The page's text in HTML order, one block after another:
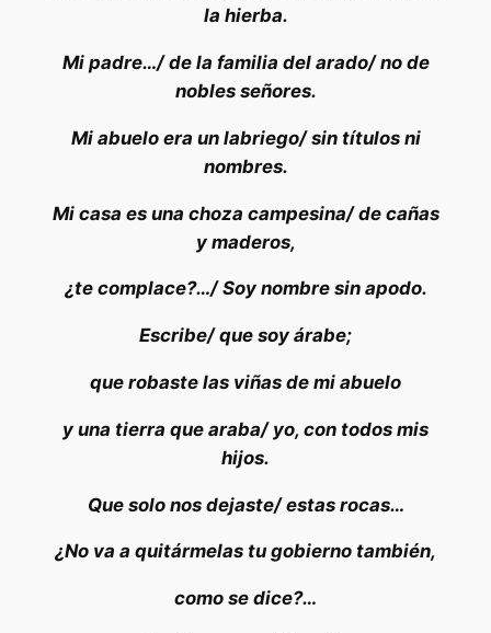
la hierba.
Mi padre…/ de la familia del arado/ no de
nobles señores.
Mi abuelo era un labriego/ sin títulos ni
nombres.
Mi casa es una choza campesina/ de cañas
y maderos,
¿te complace?…/ Soy nombre sin apodo.
Escribe/ que soy árabe;
que robaste las viñas de mi abuelo
y una tierra que araba/ yo, con todos mis
hijos.
Que solo nos dejaste/ estas rocas…
¿No va a quitármelas tu gobierno también,
como se dice?…